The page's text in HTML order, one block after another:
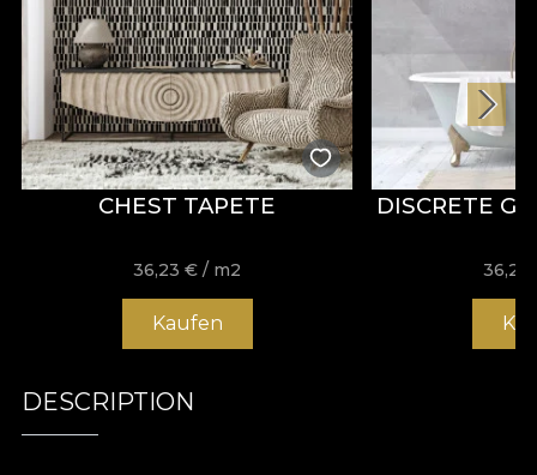
CHEST TAPETE
36,23€ / m2
Kaufen
DISCRETE
36,23
DESCRIPTION